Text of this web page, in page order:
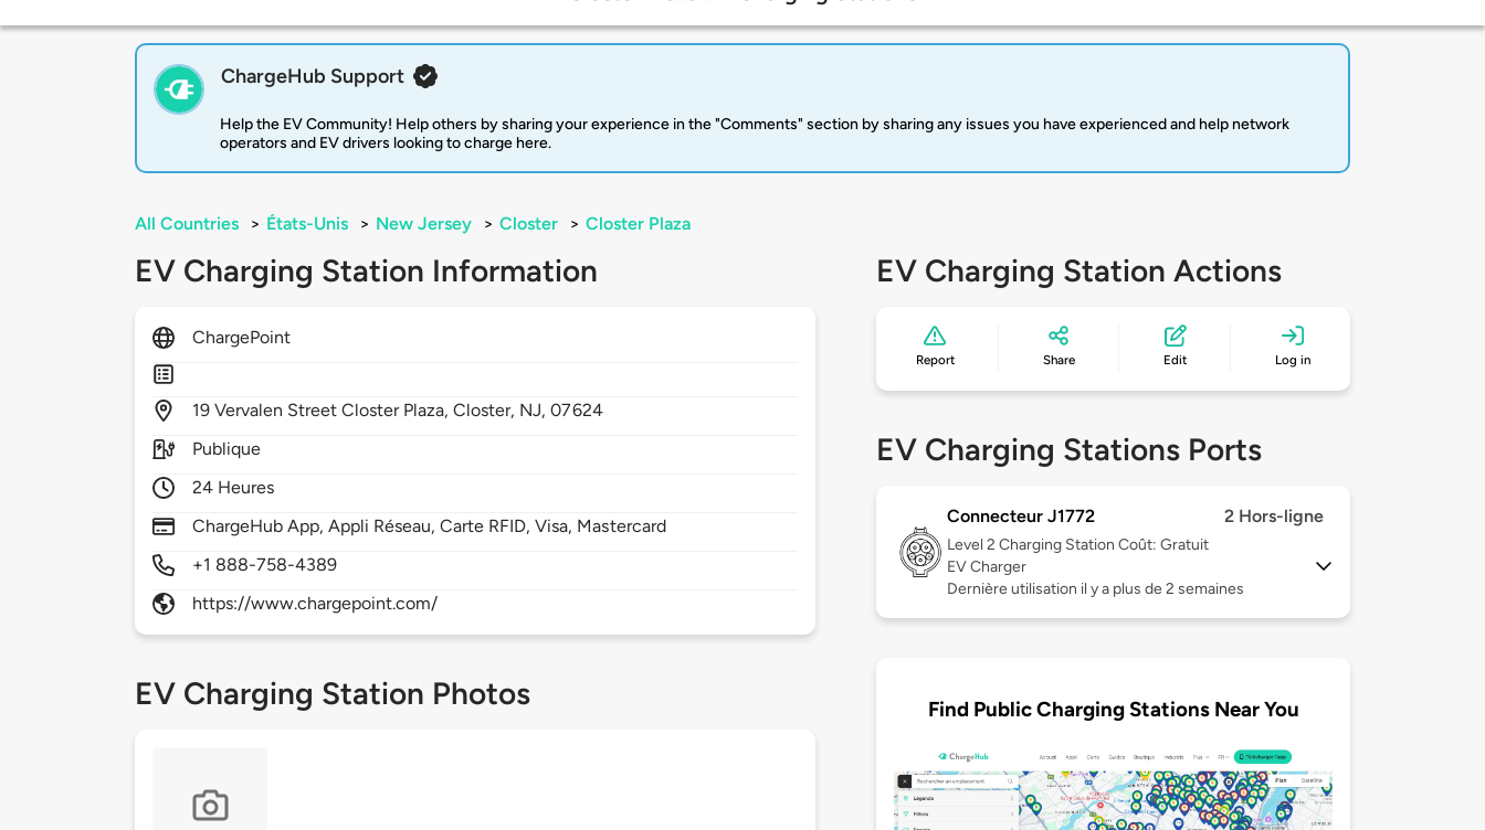
ChargeHub Support
Help the EV Community! Help others by sharing your experience in the "Comments" section by sharing any issues you have experienced and help network
operators and EV drivers looking to charge here.
All Countries > États-Unis > New Jersey > Closter > Closter Plaza
EV Charging Station Information
ChargePoint
19Vervalen Street Closter Plaza,Closter, NJ,07624
Publique
24 Heures
ChargeHub App, Appli Réseau, Carte RFID, Visa, Mastercard
+1 888-758-4389
https://www.chargepoint.com/
EV Charging Station Photos
EV Charging Station Actions
Report Share Edit Log in
EV Charging Stations Ports
Connecteur J1772 2 Hors-ligne
Level 2 Charging Station Coût: Gratuit
EV Charger
Dernière utilisation il y a plus de 2 semaines
Find Public Charging Stations Near You